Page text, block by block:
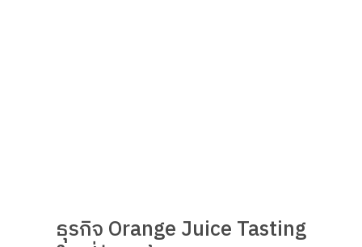
ธุรกิจ Orange Juice Tasting